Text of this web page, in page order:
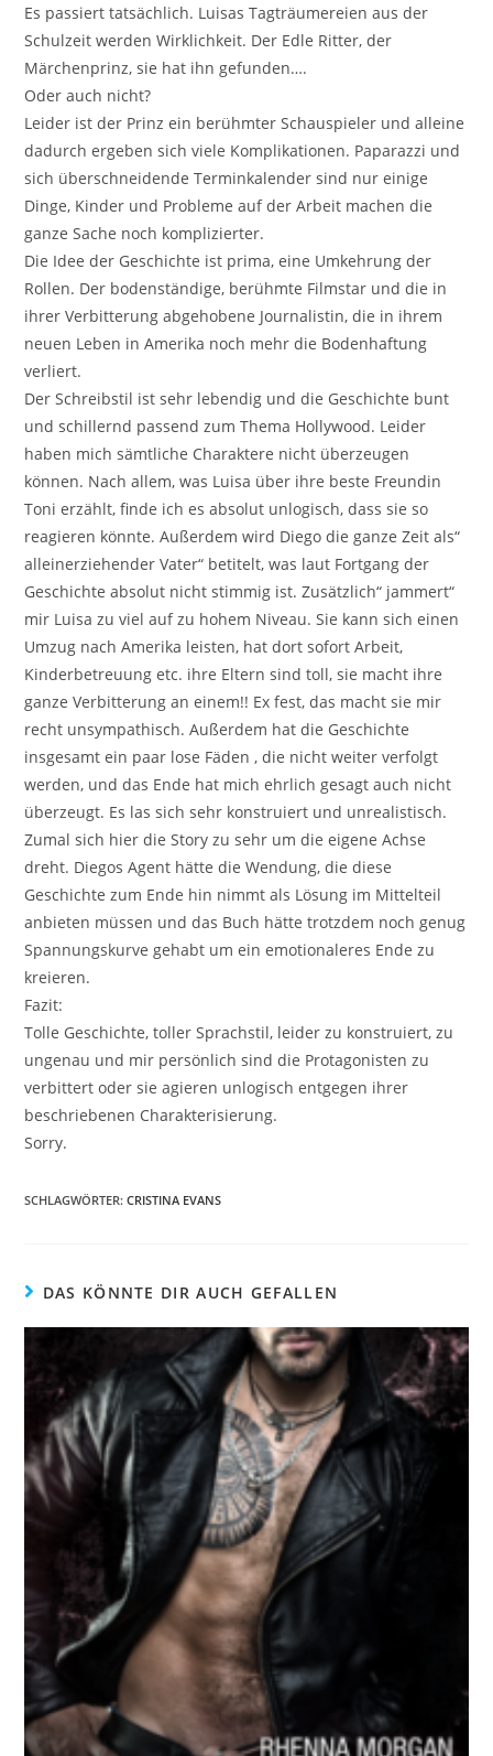
Es passiert tatsächlich. Luisas Tagträumereien aus der
Schulzeit werden Wirklichkeit. Der Edle Ritter, der
Märchenprinz, sie hat ihn gefunden….
Oder auch nicht?
Leider ist der Prinz ein berühmter Schauspieler und alleine
dadurch ergeben sich viele Komplikationen. Paparazzi und
sich überschneidende Terminkalender sind nur einige
Dinge, Kinder und Probleme auf der Arbeit machen die
ganze Sache noch komplizierter.
Die Idee der Geschichte ist prima, eine Umkehrung der
Rollen. Der bodenständige, berühmte Filmstar und die in
ihrer Verbitterung abgehobene Journalistin, die in ihrem
neuen Leben in Amerika noch mehr die Bodenhaftung
verliert.
Der Schreibstil ist sehr lebendig und die Geschichte bunt
und schillernd passend zum Thema Hollywood. Leider
haben mich sämtliche Charaktere nicht überzeugen
können. Nach allem, was Luisa über ihre beste Freundin
Toni erzählt, finde ich es absolut unlogisch, dass sie so
reagieren könnte. Außerdem wird Diego die ganze Zeit als“
alleinerziehender Vater“ betitelt, was laut Fortgang der
Geschichte absolut nicht stimmig ist. Zusätzlich“ jammert“
mir Luisa zu viel auf zu hohem Niveau. Sie kann sich einen
Umzug nach Amerika leisten, hat dort sofort Arbeit,
Kinderbetreuung etc. ihre Eltern sind toll, sie macht ihre
ganze Verbitterung an einem!! Ex fest, das macht sie mir
recht unsympathisch. Außerdem hat die Geschichte
insgesamt ein paar lose Fäden , die nicht weiter verfolgt
werden, und das Ende hat mich ehrlich gesagt auch nicht
überzeugt. Es las sich sehr konstruiert und unrealistisch.
Zumal sich hier die Story zu sehr um die eigene Achse
dreht. Diegos Agent hätte die Wendung, die diese
Geschichte zum Ende hin nimmt als Lösung im Mittelteil
anbieten müssen und das Buch hätte trotzdem noch genug
Spannungskurve gehabt um ein emotionaleres Ende zu
kreieren.
Fazit:
Tolle Geschichte, toller Sprachstil, leider zu konstruiert, zu
ungenau und mir persönlich sind die Protagonisten zu
verbittert oder sie agieren unlogisch entgegen ihrer
beschriebenen Charakterisierung.
Sorry.
SCHLAGWÖRTER:CRISTINA EVANS
DAS KÖNNTE DIR AUCH GEFALLEN